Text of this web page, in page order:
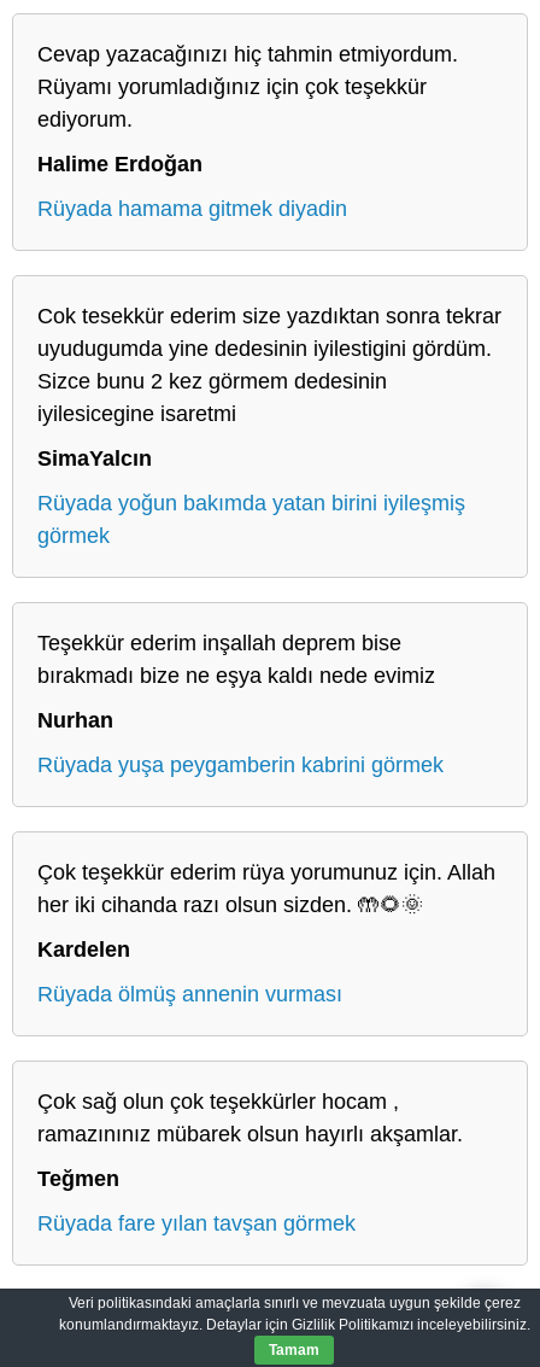
Cevap yazacağınızı hiç tahmin etmiyordum.
Rüyamı yorumladığınız için çok teşekkür
ediyorum.
Halime Erdoğan
Rüyada hamama gitmek diyadin
Cok tesekkür ederim size yazdıktan sonra tekrar
uyudugumda yine dedesinin iyilestigini gördüm.
Sizce bunu 2 kez görmem dedesinin
iyilesicegine isaretmi
SimaYalcın
Rüyada yoğun bakımda yatan birini iyileşmiş
görmek
Teşekkür ederim inşallah deprem bise
bırakmadı bize ne eşya kaldı nede evimiz
Nurhan
Rüyada yuşa peygamberin kabrini görmek
Çok teşekkür ederim rüya yorumunuz için. Allah
her iki cihanda razı olsun sizden. 🤲🌻🌞
Kardelen
Rüyada ölmüş annenin vurması
Çok sağ olun çok teşekkürler hocam ,
ramazınınız mübarek olsun hayırlı akşamlar.
Teğmen
Rüyada fare yılan tavşan görmek
Salih Rüyalar: Rüyaların Derin Manası Gizlilik Politikası
SalihRuyalar.com|Tüm Hakları Saklıdır.
Veri politikasındaki amaçlarla sınırlı ve mevzuata uygun şekilde çerez
konumlandırmaktayız. Detaylar için Gizlilik Politikamızı inceleyebilirsiniz.
Tamam